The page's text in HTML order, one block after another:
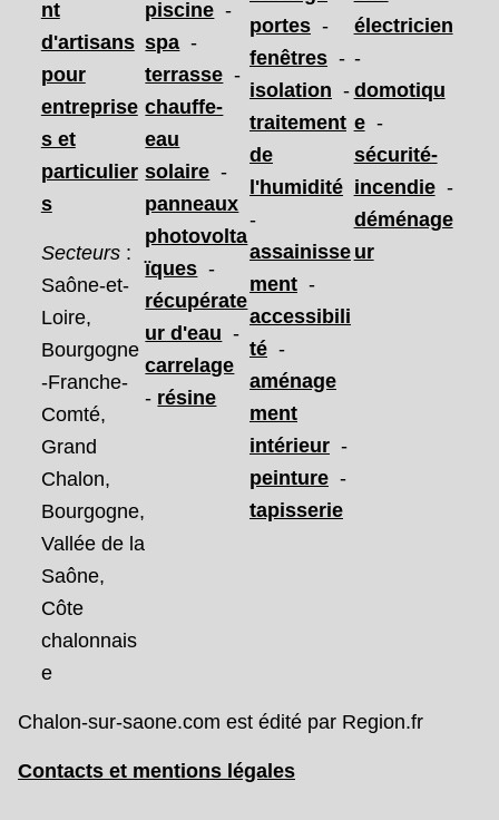
nt
d'artisans
pour
entreprise
s et
particulier
s
Secteurs :
Saône-et-
Loire,
Bourgogne
-Franche-
Comté,
Grand
Chalon,
Bourgogne,
Vallée de la
Saône,
Côte
chalonnais
e
piscine -
spa -
terrasse -
chauffe-
eau
solaire -
panneaux
photovolta
ïques -
récupérate
ur d'eau -
carrelage
- résine
portes -
fenêtres -
isolation -
traitement
de
l'humidité
-
assainisse
ment -
accessibili
té -
aménage
ment
intérieur -
peinture -
tapisserie
électricien
-
domotiqu
e -
sécurité-
incendie -
déménage
ur
Chalon-sur-saone.com est édité par Region.fr
Contacts et mentions légales